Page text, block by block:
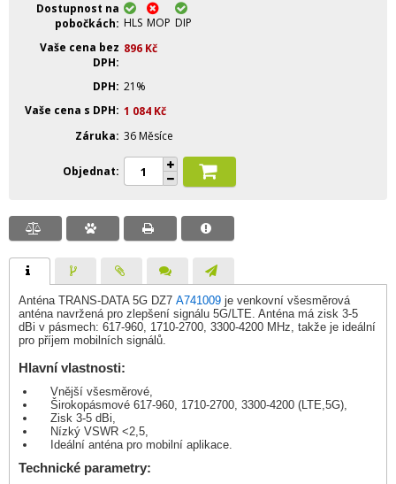
Dostupnost na
pobočkách
HLS MOP DIP
Vaše cena bez
DPH
896 Kč
DPH 21%
Vaše cena s DPH 1 084 Kč
Záruka 36 Měsíce
Objednat
Anténa TRANS-DATA 5G DZ7 A741009 je venkovní všesměrová
anténa navržená pro zlepšení signálu 5G/LTE. Anténa má zisk 3-5
dBi v pásmech: 617-960, 1710-2700, 3300-4200 MHz, takže je ideální
pro příjem mobilních signálů.
Hlavní vlastnosti:
Vnější všesměrové,
Širokopásmové 617-960, 1710-2700, 3300-4200 (LTE,5G),
Zisk 3-5 dBi,
Nízký VSWR <2,5,
Ideální anténa pro mobilní aplikace.
Technické parametry: